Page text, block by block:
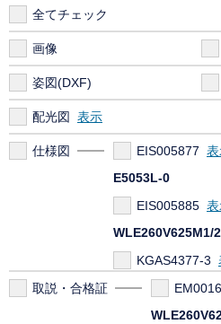
全てチェック
画像
姿図(DXF)
配光図
仕様図
EIS005877
E5053L-0
EIS005885
WLE260V625M1/
KGAS4377-3
取説・合格証